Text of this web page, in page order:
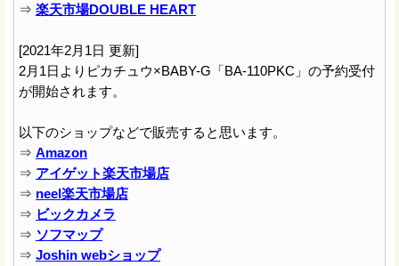
⇒ 楽天市場DOUBLE HEART
[2021年2月1日 更新]
2月1日よりピカチュウ×BABY-G「BA-110PKC」の予約受付
が開始されます。
以下のショップなどで販売すると思います。
⇒ Amazon
⇒ アイゲット楽天市場店
⇒ neel楽天市場店
⇒ ビックカメラ
⇒ ソフマップ
⇒ Joshin webショップ